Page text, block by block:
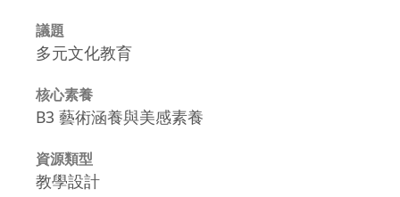
議題
多元文化教育
核心素養
B3 藝術涵養與美感素養
資源類型
教學設計